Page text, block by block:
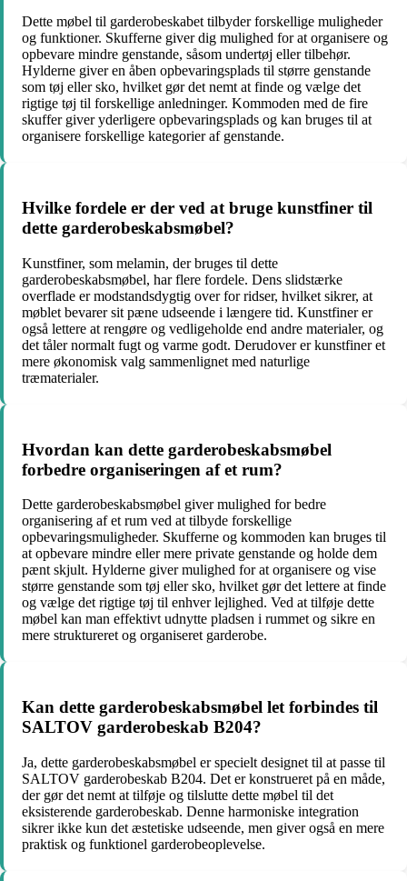
Dette møbel til garderobeskabet tilbyder forskellige muligheder
og funktioner. Skufferne giver dig mulighed for at organisere og
opbevare mindre genstande, såsom undertøj eller tilbehør.
Hylderne giver en åben opbevaringsplads til større genstande
som tøj eller sko, hvilket gør det nemt at finde og vælge det
rigtige tøj til forskellige anledninger. Kommoden med de fire
skuffer giver yderligere opbevaringsplads og kan bruges til at
organisere forskellige kategorier af genstande.
Hvilke fordele er der ved at bruge kunstfiner til
dette garderobeskabsmøbel?
Kunstfiner, som melamin, der bruges til dette
garderobeskabsmøbel, har flere fordele. Dens slidstærke
overflade er modstandsdygtig over for ridser, hvilket sikrer, at
møblet bevarer sit pæne udseende i længere tid. Kunstfiner er
også lettere at rengøre og vedligeholde end andre materialer, og
det tåler normalt fugt og varme godt. Derudover er kunstfiner et
mere økonomisk valg sammenlignet med naturlige
træmaterialer.
Hvordan kan dette garderobeskabsmøbel
forbedre organiseringen af ​​et rum?
Dette garderobeskabsmøbel giver mulighed for bedre
organisering af et rum ved at tilbyde forskellige
opbevaringsmuligheder. Skufferne og kommoden kan bruges til
at opbevare mindre eller mere private genstande og holde dem
pænt skjult. Hylderne giver mulighed for at organisere og vise
større genstande som tøj eller sko, hvilket gør det lettere at finde
og vælge det rigtige tøj til enhver lejlighed. Ved at tilføje dette
møbel kan man effektivt udnytte pladsen i rummet og sikre en
mere struktureret og organiseret garderobe.
Kan dette garderobeskabsmøbel let forbindes til
SALTOV garderobeskab B204?
Ja, dette garderobeskabsmøbel er specielt designet til at passe til
SALTOV garderobeskab B204. Det er konstrueret på en måde,
der gør det nemt at tilføje og tilslutte dette møbel til det
eksisterende garderobeskab. Denne harmoniske integration
sikrer ikke kun det æstetiske udseende, men giver også en mere
praktisk og funktionel garderobeoplevelse.